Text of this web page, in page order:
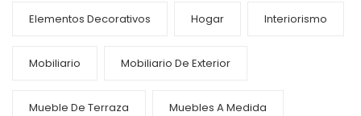
Elementos Decorativos Hogar Interiorismo
Mobiliario Mobiliario De Exterior
Mueble De Terraza Muebles A Medida